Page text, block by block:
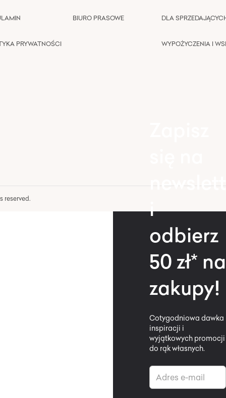
PRYWATNOŚCI
BIURO PRASOWE DLA
WYPOŻYCZENIA I
reserved.
i
odbierz
50 zł* na
zakupy!
Cotygodniowa dawka
inspiracji i
wyjątkowych promocji
do rąk własnych.